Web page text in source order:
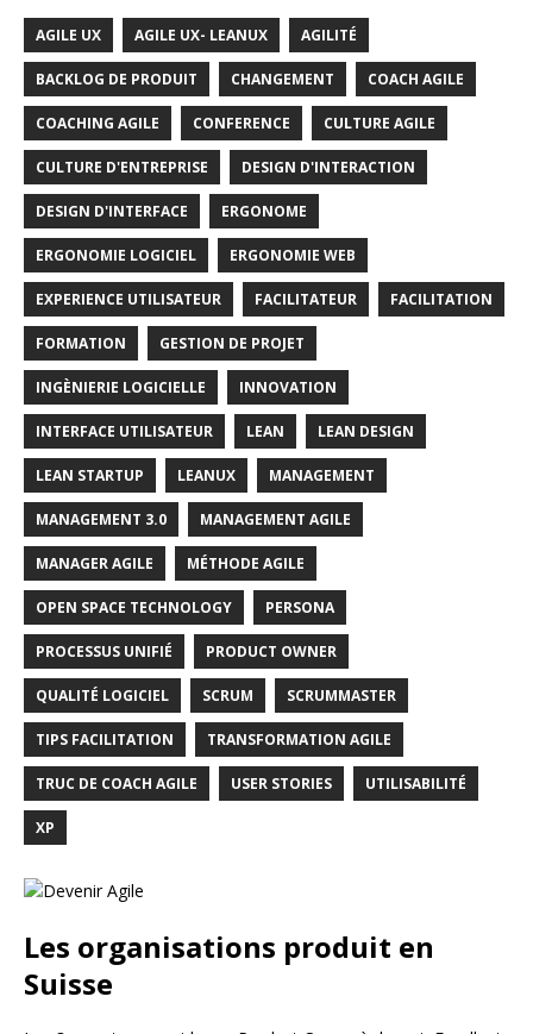
AGILE UX AGILE UX- LEANUX AGILITÉ
BACKLOG DE PRODUIT CHANGEMENT COACH AGILE
COACHING AGILE CONFERENCE CULTURE AGILE
CULTURE D'ENTREPRISE DESIGN D'INTERACTION
DESIGN D'INTERFACE ERGONOME
ERGONOMIE LOGICIEL ERGONOMIE WEB
EXPERIENCE UTILISATEUR FACILITATEUR FACILITATION
FORMATION GESTION DE PROJET
INGÈNIERIE LOGICIELLE INNOVATION
INTERFACE UTILISATEUR LEAN LEAN DESIGN
LEAN STARTUP LEANUX MANAGEMENT
MANAGEMENT 3.0 MANAGEMENT AGILE
MANAGER AGILE MÉTHODE AGILE
OPEN SPACE TECHNOLOGY PERSONA
PROCESSUS UNIFIÉ PRODUCT OWNER
QUALITÉ LOGICIEL SCRUM SCRUMMASTER
TIPS FACILITATION TRANSFORMATION AGILE
TRUC DE COACH AGILE USER STORIES UTILISABILITÉ
XP
Les organisations produit en
Suisse